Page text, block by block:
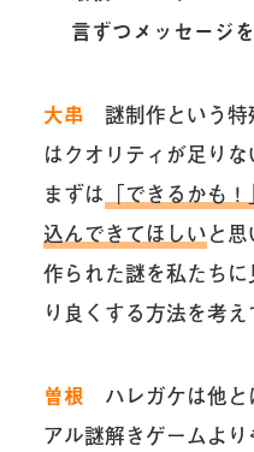
言ずつメッセージ
大串 謎制作という
はクオリティが足り
まずは 「できるかも
込んできてほしいと
作られた謎を私たち
り良くする方法を考え
曽根 ハレガケは他
アル謎解きゲームよ